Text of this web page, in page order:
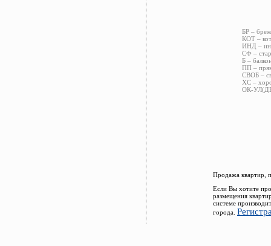
БР –
КОТ –
ИНД –
СФ –
Б –
ПП –
СВОБ –
ХС –
ОК-
Продажа квартир,
Если Вы хотите
размещения
системе
города.